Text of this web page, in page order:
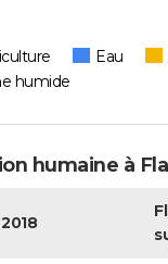
Eau
humide
humaine à